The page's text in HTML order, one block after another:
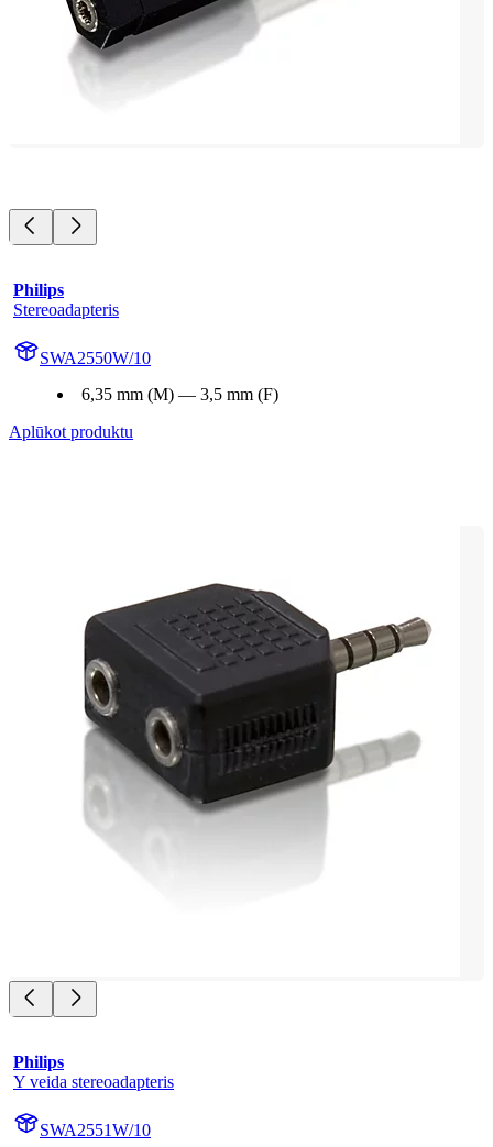
Philips
Stereoadapteris
SWA2550W/10
6,35 mm (M) — 3,5 mm (F)
Aplūkot produktu
Philips
Y veida stereoadapteris
SWA2551W/10